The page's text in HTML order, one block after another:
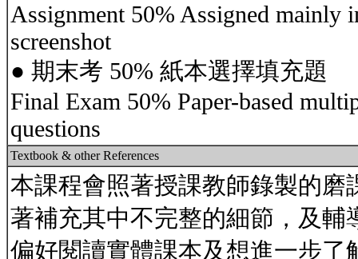
Assignment 50% Assigned mainly
screenshot
● 期末考 50% 紙本選擇填充題
Final Exam 50% Paper-based
questions
Textbook & other References
本課程會照著授課教師錄製的磨
著補充其中不完整的細節，及輔
偏好閱讀實體課本及想進一步了